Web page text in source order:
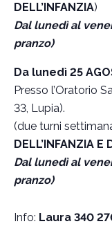
DELL’INFANZIA)
Dal lunedì al
pranzo)
Da lunedì 25
Presso l’Oratorio
33, Lupia).
(due turni
DELL’INFANZIA E
Dal lunedì al
pranzo)
Info: Laura 340